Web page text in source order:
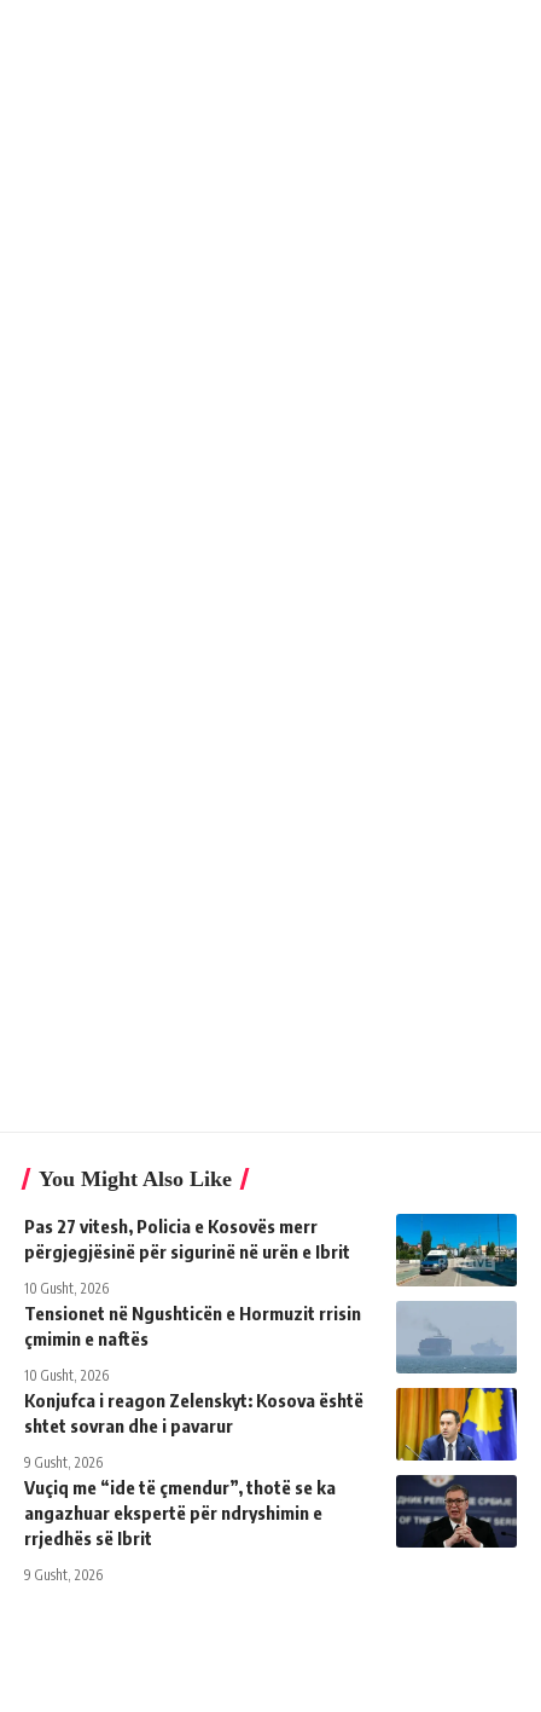
You Might Also Like
Pas 27 vitesh, Policia e Kosovës merr
përgjegjësinë për sigurinë në urën e Ibrit
10 Gusht, 2026
Tensionet në Ngushticën e Hormuzit rrisin
çmimin e naftës
10 Gusht, 2026
Konjufca i reagon Zelenskyt: Kosova është
shtet sovran dhe i pavarur
9 Gusht, 2026
Vuçiq me “ide të çmendur”, thotë se ka
angazhuar ekspertë për ndryshimin e
rrjedhës së Ibrit
9 Gusht, 2026